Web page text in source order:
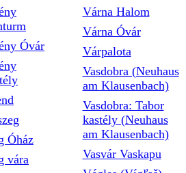
Óvár
Óház
vára
Várna Halom
Várna Óvár
Várpalota
Vasdobra (Neuhaus
am Klausenbach)
Vasdobra: Tabor
kastély (Neuhaus
am Klausenbach)
Vasvár Vaskapu